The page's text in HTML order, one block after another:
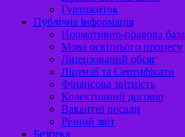
Гуртожиток
Публічна інформація
Нормативно-правова база
Мова освітнього процесу
Ліцензований обсяг
Ліцензії та Сертифікати
Фінансова звітність
Колективний договір
Вакантні посади
Річний звіт
Безпека